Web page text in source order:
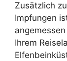
Zusätzlich
Impfungen
Ihrem